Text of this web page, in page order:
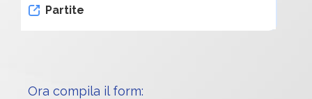
Partite
Ora compila il form: